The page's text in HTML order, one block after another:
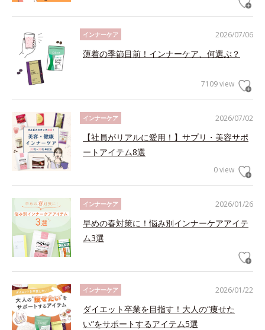
2026/07/06
インナーケア
薄着の季節目前！インナーケア、何選ぶ？
7109 view
2026/07/02
インナーケア
【社員がリアルに愛用！】サプリ・美容サポ
ートアイテム8選
0 view
2026/01/26
インナーケア
早めの春対策に！悩み別インナーケアアイテ
ム3選
2026/01/22
インナーケア
ダイエット卒業を目指す！大人の“痩せた
い”をサポートするアイテム5選